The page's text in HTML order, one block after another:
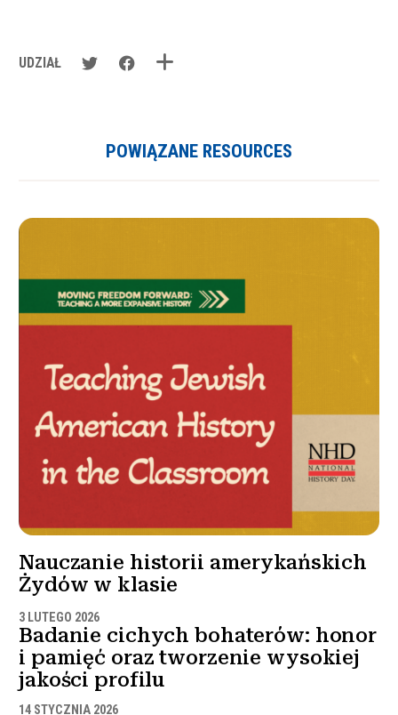
UDZIAŁ
POWIĄZANE RESOURCES
Nauczanie historii amerykańskich
Żydów w klasie
3 LUTEGO 2026
Badanie cichych bohaterów: honor
i pamięć oraz tworzenie wysokiej
jakości profilu
14 STYCZNIA 2026